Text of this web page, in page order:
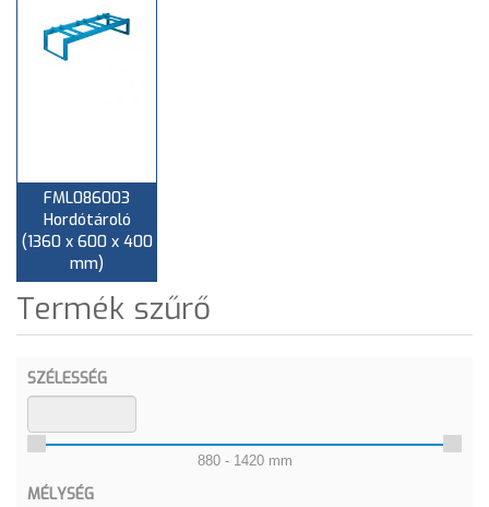
FML086003
Hordótároló
(1360 x 600 x 400
mm)
Termék szűrő
SZÉLESSÉG
880 - 1420 mm
MÉLYSÉG